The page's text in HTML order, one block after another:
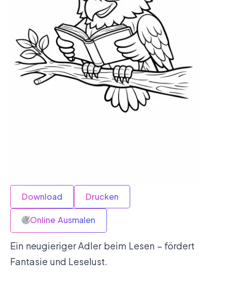
Download Drucken
Online Ausmalen
Ein neugieriger Adler beim Lesen – fördert
Fantasie und Leselust.